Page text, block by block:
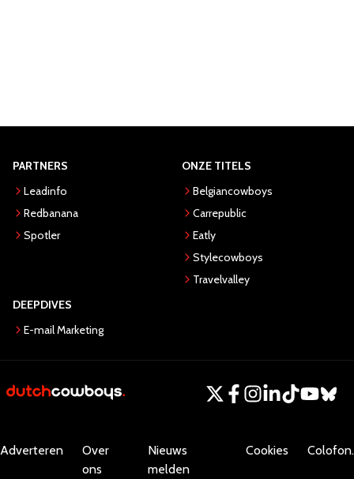
PARTNERS
Leadinfo
Redbanana
Spotler
ONZE TITELS
Belgiancowboys
Carrepublic
Eatly
Stylecowboys
Travelvalley
DEEPDIVES
E-mail Marketing
Adverteren
Over
ons
Nieuws
melden
Cookies Colofon.